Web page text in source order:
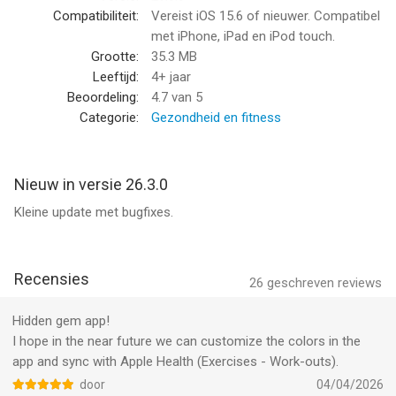
(Premium Pass): Premium Pass beings with a free trial period,
then an auto-renewable monthly subscription when trial ends.
Payment will be charged to your Apple account at confirmation
of purchase and will automatically renew (at the duration/price
selected) unless auto-renew is turned off at least 24 hrs
before the end of the current period. Account will be charged
subscription and/or turn off auto-renewal by visiting your
Apple Account Settings after purchase. Any unused portion of
Privacy Policy: https://float.support/interval-timer/privacy
Terms of Use: https://float.support/interval-timer/terms
--
Compatibiliteit:
Vereist iOS 15.6 of nieuwer. Compatibel
met iPhone, iPad en iPod touch.
Grootte:
35.3 MB
Leeftijd:
4+ jaar
Beoordeling:
4.7 van 5
Categorie:
Gezondheid en fitness
Nieuw in versie 26.3.0
Kleine update met bugfixes.
26 geschreven reviews
Recensies
Hidden gem app!
I hope in the near future we can customize the colors in the
app and sync with Apple Health (Exercises - Work-outs).
door 04/04/2026